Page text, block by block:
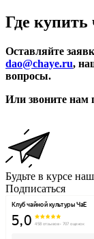
Где купить
Оставляйте
dao@chaye.ru,
вопросы.
Или звоните нам
Будьте в курсе
Подписаться